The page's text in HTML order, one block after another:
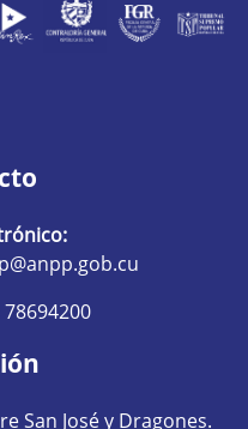
78694200
San José y Dragones.